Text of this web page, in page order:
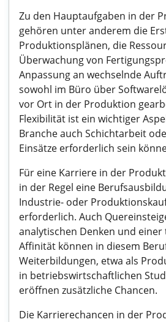
Zu den Hauptaufgaben in der
gehören unter anderem die
Produktionsplänen, die
Überwachung von
Anpassung an wechselnde
sowohl im Büro über
vor Ort in der Produktion
Flexibilität ist ein wichtiger
Branche auch Schichtarbeit
Einsätze erforderlich sein
Für eine Karriere in der
in der Regel eine
Industrie- oder
erforderlich. Auch
analytischen Denken und einer
Affinität können in diesem
Weiterbildungen, etwa als
in betriebswirtschaftlichen
eröffnen zusätzliche Chancen.
Die Karrierechancen in der